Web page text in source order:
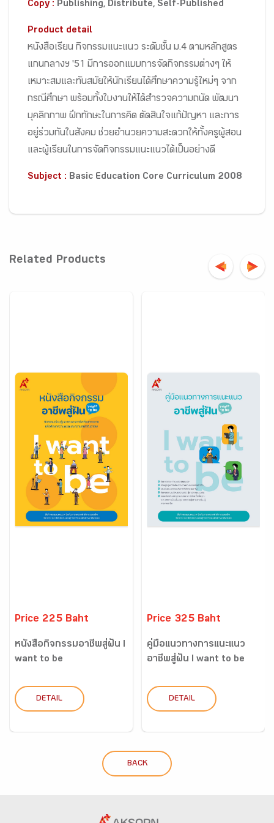
Copy : Publishing, Distribute, Self-Published
Product detail
หนังสือเรียน กิจกรรมแนะแนว ระดับชั้น ม.4 ตามหลักสูตร
แกนกลางฯ '51 มีการออกแบบการจัดกิจกรรมต่างๆ ให้
เหมาะสมและทันสมัยให้นักเรียนได้ศึกษาความรู้ใหม่ๆ จาก
กรณีศึกษา พร้อมทั้งใบงานให้ได้สำรวจความถนัด พัฒนา
บุคลิกภาพ ฝึกทักษะในการคิด ตัดสินใจแก้ปัญหา และการ
อยู่ร่วมกันในสังคม ช่วยอำนวยความสะดวกให้ทั้งครูผู้สอน
และผู้เรียนในการจัดกิจกรรมแนะแนวได้เป็นอย่างดี
Subject : Basic Education Core Curriculum 2008
Related Products
Price 225 Baht
หนังสือกิจกรรมอาชีพสู่ฝัน I
want to be
DETAIL
Price 325 Baht
คู่มือแนวทางการแนะแนว
อาชีพสู่ฝัน I want to be
DETAIL
BACK